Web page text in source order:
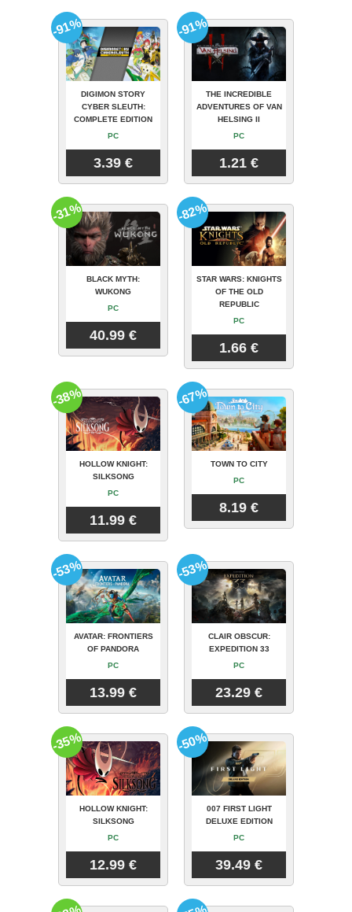
DIGIMON STORY
CYBER SLEUTH:
COMPLETE EDITION
PC
3.39 €
-91%
THE INCREDIBLE
ADVENTURES OF VAN
HELSING II
PC
1.21 €
-91%
BLACK MYTH:
WUKONG
PC
40.99 €
-31%
STAR WARS: KNIGHTS
OF THE OLD
REPUBLIC
PC
1.66 €
-82%
HOLLOW KNIGHT:
SILKSONG
PC
11.99 €
-38%
TOWN TO CITY
PC
8.19 €
-67%
AVATAR: FRONTIERS
OF PANDORA
PC
13.99 €
-53%
CLAIR OBSCUR:
EXPEDITION 33
PC
23.29 €
-53%
HOLLOW KNIGHT:
SILKSONG
PC
12.99 €
-35%
007 FIRST LIGHT
DELUXE EDITION
PC
39.49 €
-50%